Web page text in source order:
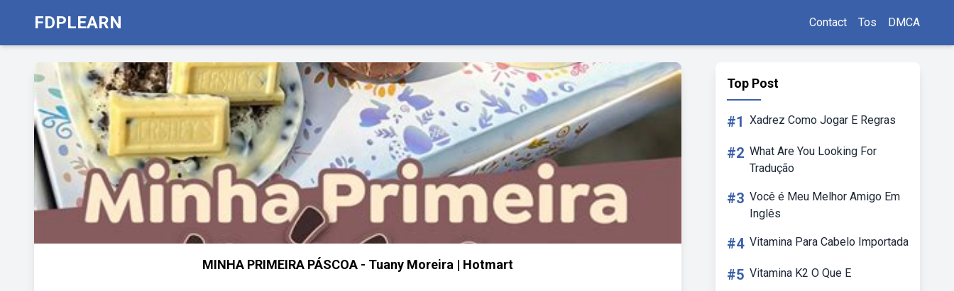
FDPLEARN Contact Tos DMCA
MINHA PRIMEIRA PÁSCOA - Tuany Moreira | Hotmart
Top Post
#1 Xadrez Como Jogar E Regras
#2 What Are You Looking For
Tradução
#3 Você é Meu Melhor Amigo Em
Inglês
#4 Vitamina Para Cabelo Importada
#5 Vitamina K2 O Que E